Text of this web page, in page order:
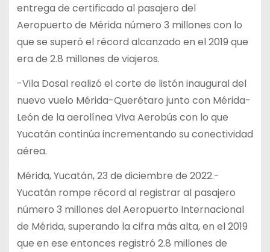
entrega de certificado al pasajero del
Aeropuerto de Mérida número 3 millones con lo
que se superó el récord alcanzado en el 2019 que
era de 2.8 millones de viajeros.
-Vila Dosal realizó el corte de listón inaugural del
nuevo vuelo Mérida-Querétaro junto con Mérida-
León de la aerolínea Viva Aerobús con lo que
Yucatán continúa incrementando su conectividad
aérea.
Mérida, Yucatán, 23 de diciembre de 2022.-
Yucatán rompe récord al registrar al pasajero
número 3 millones del Aeropuerto Internacional
de Mérida, superando la cifra más alta, en el 2019
que en ese entonces registró 2.8 millones de